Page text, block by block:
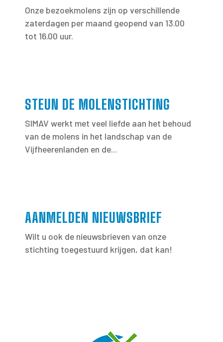
Onze bezoekmolens zijn op verschillende
zaterdagen per maand geopend van 13.00
tot 16.00 uur.
STEUN DE MOLENSTICHTING
SIMAV werkt met veel liefde aan het behoud
van de molens in het landschap van de
Vijfheerenlanden en de...
AANMELDEN NIEUWSBRIEF
Wilt u ook de nieuwsbrieven van onze
stichting toegestuurd krijgen, dat kan!